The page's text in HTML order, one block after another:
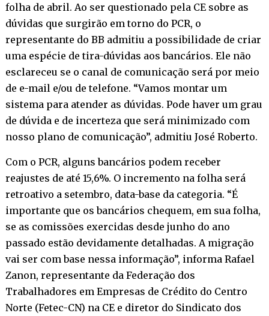
folha de abril. Ao ser questionado pela CE sobre as
dúvidas que surgirão em torno do PCR, o
representante do BB admitiu a possibilidade de criar
uma espécie de tira-dúvidas aos bancários. Ele não
esclareceu se o canal de comunicação será por meio
de e-mail e/ou de telefone. “Vamos montar um
sistema para atender as dúvidas. Pode haver um grau
de dúvida e de incerteza que será minimizado com
nosso plano de comunicação”, admitiu José Roberto.
Com o PCR, alguns bancários podem receber
reajustes de até 15,6%. O incremento na folha será
retroativo a setembro, data-base da categoria. “É
importante que os bancários chequem, em sua folha,
se as comissões exercidas desde junho do ano
passado estão devidamente detalhadas. A migração
vai ser com base nessa informação”, informa Rafael
Zanon, representante da Federação dos
Trabalhadores em Empresas de Crédito do Centro
Norte (Fetec-CN) na CE e diretor do Sindicato dos